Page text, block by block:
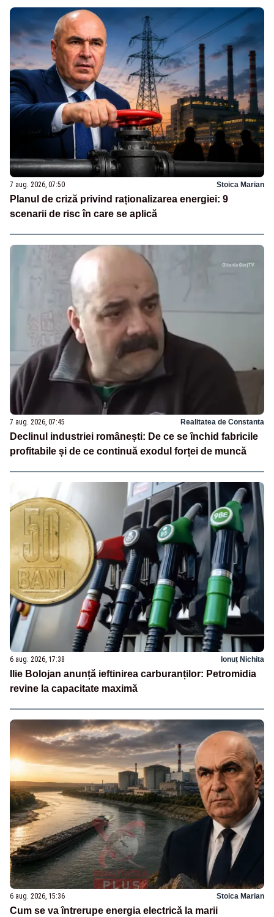
7 aug. 2026, 07:50 Stoica Marian
Planul de criză privind raționalizarea energiei: 9
scenarii de risc în care se aplică
7 aug. 2026, 07:45 Realitatea de Constanta
Declinul industriei românești: De ce se închid fabricile
profitabile și de ce continuă exodul forței de muncă
6 aug. 2026, 17:38 Ionuț Nichita
Ilie Bolojan anunță ieftinirea carburanților: Petromidia
revine la capacitate maximă
6 aug. 2026, 15:36 Stoica Marian
Cum se va întrerupe energia electrică la marii